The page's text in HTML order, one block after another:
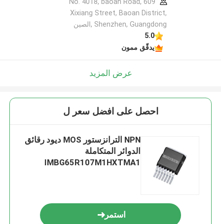
Xixiang Street, Baoan District,
Shenzhen, Guangdong ,الصين
5.0
يدقّق ممون
عرض المزيد
احصل على افضل سعر ل
NPN الترانزستور MOS ديود رقائق
الدوائر المتكاملة
IMBG65R107M1HXTMA1
استمر